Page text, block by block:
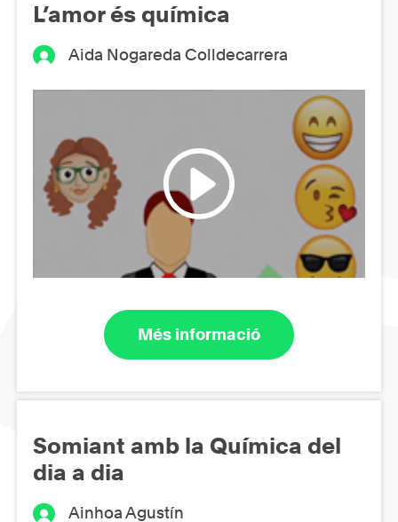
L’amor és química
Aida Nogareda Colldecarrera
Més informació
Somiant amb la Química del
dia a dia
Ainhoa Agustín